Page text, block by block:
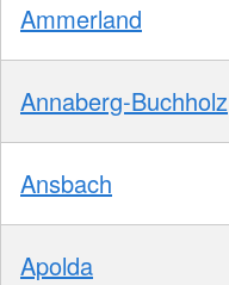
Ammerland
Annaberg-Buchholz
Ansbach
Apolda